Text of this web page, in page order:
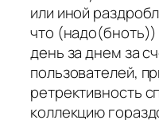
или иной
что
день за днем за
пользователей,
ретрективность
коллекцию